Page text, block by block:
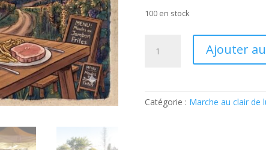
100 en stock
Marche
Ajouter
Catégorie : Marche au clair de